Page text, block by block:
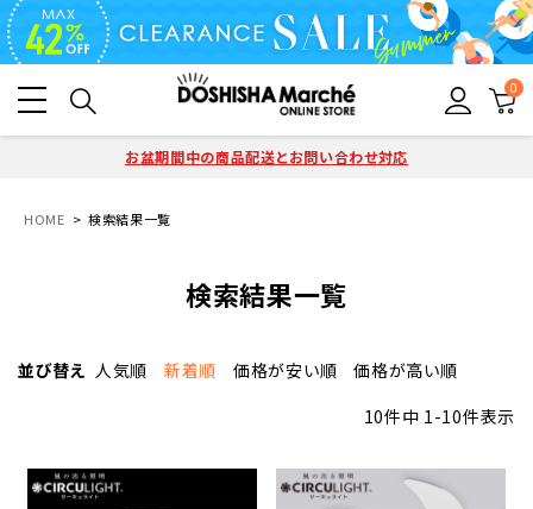
0
お盆期間中の商品配送とお問い合わせ対応
HOME 検索結果一覧
検索結果一覧
並び替え 人気順 新着順 価格が安い順
価格が高い順
10件中 1-10件表示